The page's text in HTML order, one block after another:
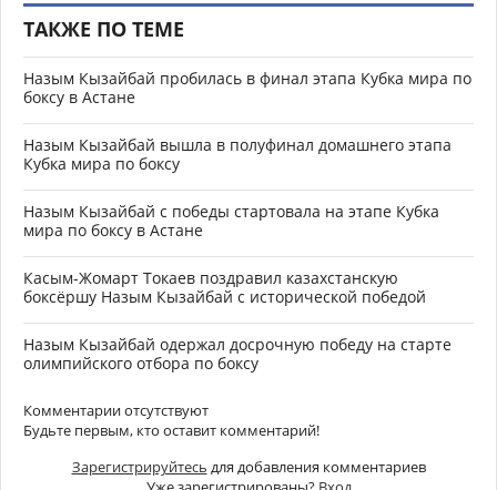
ТАКЖЕ ПО ТЕМЕ
Назым Кызайбай пробилась в финал этапа Кубка мира по
боксу в Астане
Назым Кызайбай вышла в полуфинал домашнего этапа
Кубка мира по боксу
Назым Кызайбай с победы стартовала на этапе Кубка
мира по боксу в Астане
Касым-Жомарт Токаев поздравил казахстанскую
боксёршу Назым Кызайбай с исторической победой
Назым Кызайбай одержал досрочную победу на старте
олимпийского отбора по боксу
Комментарии отсутствуют
Будьте первым, кто оставит комментарий!
Зарегистрируйтесь для добавления комментариев